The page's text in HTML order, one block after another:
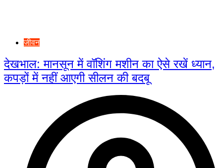
जीवन
देखभाल: मानसून में वॉशिंग मशीन का ऐसे रखें ध्यान,
कपड़ों में नहीं आएगी सीलन की बदबू